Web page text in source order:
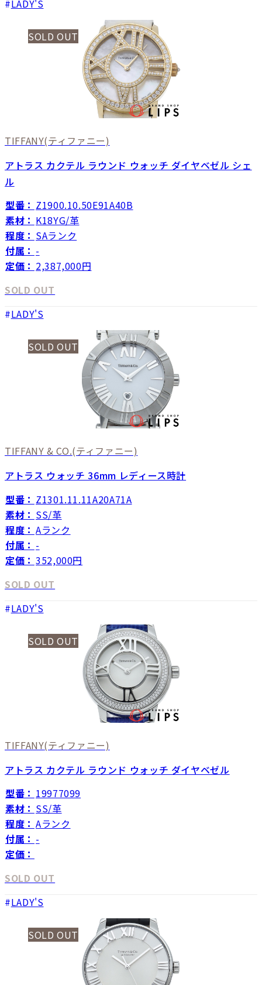
LADY'S
SOLD OUT
TIFFANY(ティファニー)
アトラス カクテル ラウンド ウォッチ ダイヤベゼル シェ
ル
型番： Z1900.10.50E91A40B
素材： K18YG/革
程度： SAランク
付属： -
定価： 2,387,000円
SOLD OUT
LADY'S
SOLD OUT
TIFFANY & CO.(ティファニー)
アトラス ウォッチ 36mm レディース時計
型番： Z1301.11.11A20A71A
素材： SS/革
程度： Aランク
付属： -
定価： 352,000円
SOLD OUT
LADY'S
SOLD OUT
TIFFANY(ティファニー)
アトラス カクテル ラウンド ウォッチ ダイヤベゼル
型番： 19977099
素材： SS/革
程度： Aランク
付属： -
定価：
SOLD OUT
LADY'S
SOLD OUT